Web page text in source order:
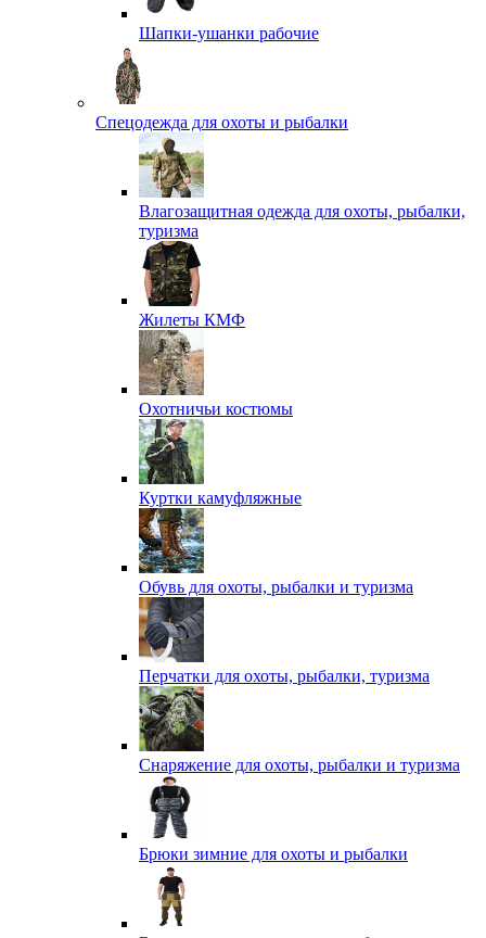
Шапки-ушанки рабочие
Спецодежда для охоты и рыбалки
Влагозащитная одежда для охоты, рыбалки,
туризма
Жилеты КМФ
Охотничьи костюмы
Куртки камуфляжные
Обувь для охоты, рыбалки и туризма
Перчатки для охоты, рыбалки, туризма
Снаряжение для охоты, рыбалки и туризма
Брюки зимние для охоты и рыбалки